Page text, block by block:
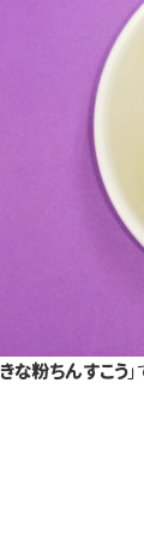
きな粉ちんすこう